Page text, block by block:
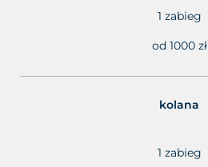
1 zabieg
od 1000 zł
kolana
1 zabieg